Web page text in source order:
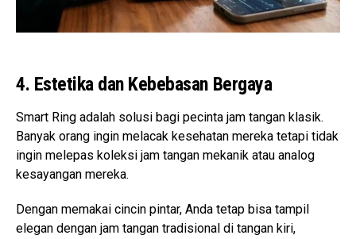
4. Estetika dan Kebebasan Bergaya
Smart Ring adalah solusi bagi pecinta jam tangan klasik.
Banyak orang ingin melacak kesehatan mereka tetapi tidak
ingin melepas koleksi jam tangan mekanik atau analog
kesayangan mereka.
Dengan memakai cincin pintar, Anda tetap bisa tampil
elegan dengan jam tangan tradisional di tangan kiri,